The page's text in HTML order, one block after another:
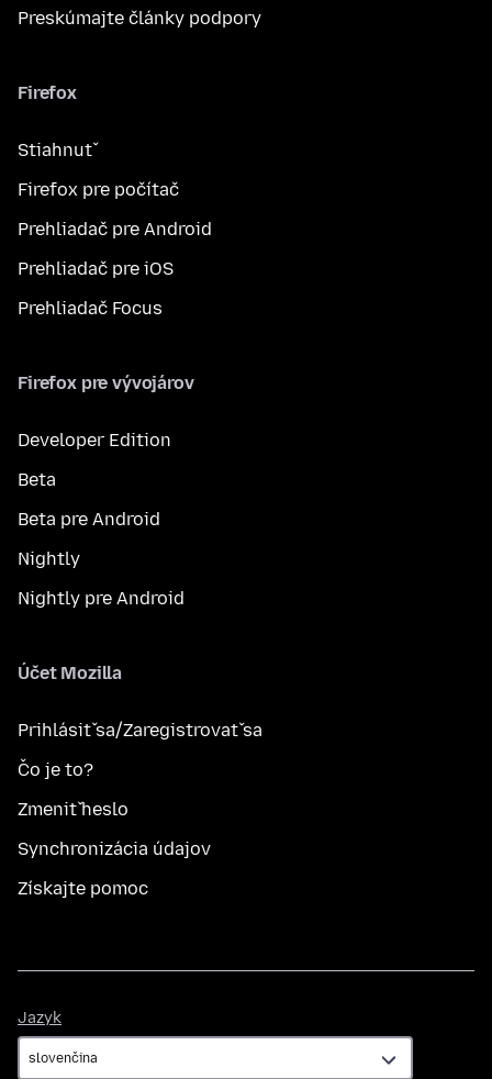
Preskúmajte články podpory
Firefox
Stiahnuť
Firefox pre počítač
Prehliadač pre Android
Prehliadač pre iOS
Prehliadač Focus
Firefox pre vývojárov
Developer Edition
Beta
Beta pre Android
Nightly
Nightly pre Android
Účet Mozilla
Prihlásiť sa/Zaregistrovať sa
Čo je to?
Zmeniť heslo
Synchronizácia údajov
Získajte pomoc
Jazyk